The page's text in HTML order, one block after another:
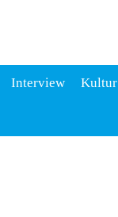
Interview Kultur